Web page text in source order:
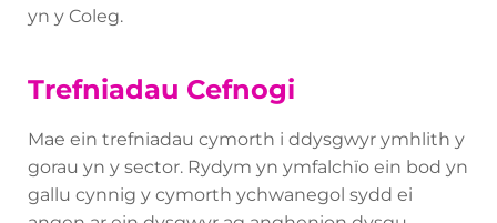
yn y Coleg.
Trefniadau Cefnogi
Mae ein trefniadau cymorth i ddysgwyr ymhlith y
gorau yn y sector. Rydym yn ymfalchïo ein bod yn
gallu cynnig y cymorth ychwanegol sydd ei